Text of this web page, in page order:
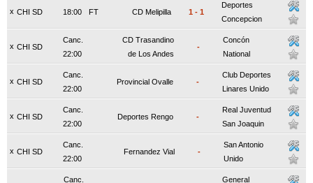
x CHI SD FT
18:00 CD Melipilla 1 - 1
Deportes
Concepcion
x CHI SD
Canc.
22:00
CD Trasandino
de Los Andes
-
Concón
National
x CHI SD
Canc.
22:00
Provincial Ovalle -
Club Deportes
Linares Unido
x CHI SD
Canc.
22:00
Deportes Rengo -
Real Juventud
San Joaquin
x CHI SD
Canc.
22:00
Fernandez Vial -
San Antonio
Unido
Canc.
General